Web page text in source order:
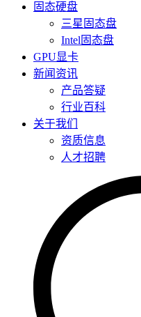
固态硬盘
三星固态盘
Intel固态盘
GPU显卡
新闻资讯
产品答疑
行业百科
关于我们
资质信息
人才招聘